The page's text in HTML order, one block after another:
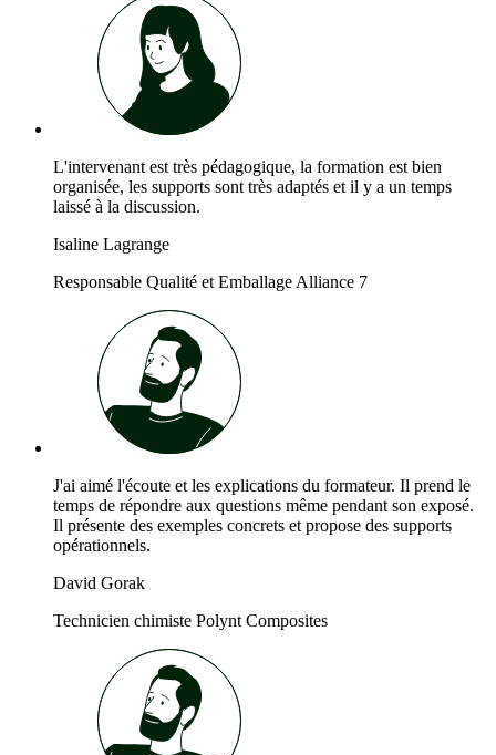
L'intervenant est très pédagogique, la formation est bien
organisée, les supports sont très adaptés et il y a un temps
laissé à la discussion.
Isaline Lagrange
Responsable Qualité et Emballage Alliance 7
J'ai aimé l'écoute et les explications du formateur. Il prend le
temps de répondre aux questions même pendant son exposé.
Il présente des exemples concrets et propose des supports
opérationnels.
David Gorak
Technicien chimiste Polynt Composites